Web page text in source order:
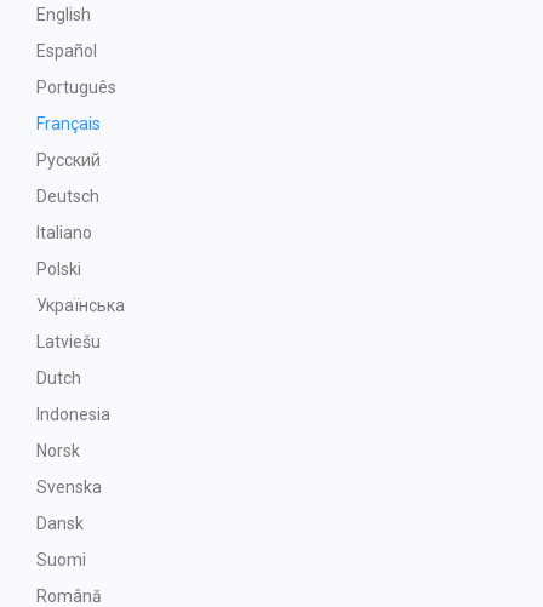
English
Español
Português
Français
Русский
Deutsch
Italiano
Polski
Українська
Latviešu
Dutch
Indonesia
Norsk
Svenska
Dansk
Suomi
Română